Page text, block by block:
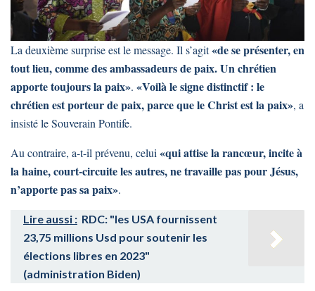
La deuxième surprise est le message. Il s’agit«de se présenter, en
tout lieu, comme des ambassadeurs de paix. Un chrétien
apporte toujours la paix». «Voilà le signe distinctif : le
chrétien est porteur de paix, parce que le Christ est la paix», a
insisté le Souverain Pontife.
Au contraire, a-t-il prévenu, celui «qui attise la rancœur, incite à
la haine, court-circuite les autres, ne travaille pas pour Jésus,
n’apporte pas sa paix».
Lire aussi : RDC: "les USA fournissent
23,75 millions Usd pour soutenir les
élections libres en 2023"
(administration Biden)